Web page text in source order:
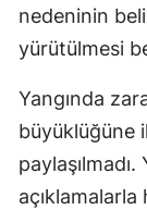
nedeninin
yürütülmesi
Yangında
büyüklüğüne